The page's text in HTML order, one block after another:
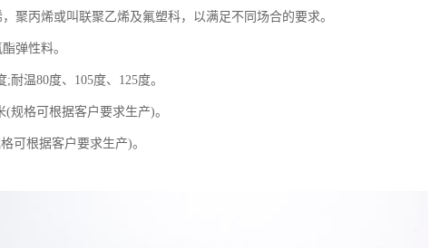
聚丙烯或叫联聚乙烯及氟塑科，以满足不同场合的要求。
弹性料。
温80度、105度、125度。
规格可根据客户要求生产)。
可根据客户要求生产)。